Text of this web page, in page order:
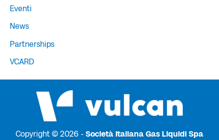
Eventi
News
Partnerships
VCARD
Copyright © 2026 - Società Italiana Gas Liquidi Spa